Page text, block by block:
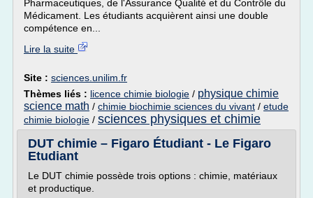
Pharmaceutiques, de l'Assurance Qualité et du Contrôle du
Médicament. Les étudiants acquièrent ainsi une double
compétence en...
Lire la suite
Site : sciences.unilim.fr
Thèmes liés : licence chimie biologie / physique chimie
science math / chimie biochimie sciences du vivant / etude
chimie biologie / sciences physiques et chimie
DUT chimie – Figaro Étudiant - Le Figaro
Etudiant
Le DUT chimie possède trois options : chimie, matériaux
et productique.